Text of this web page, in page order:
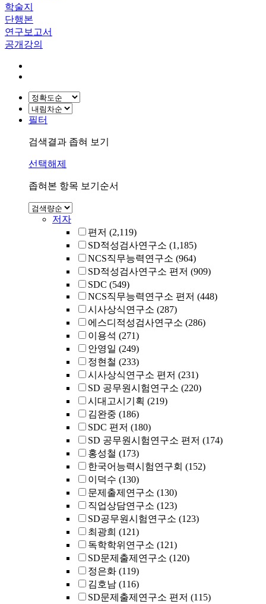
학술지
단행본
연구보고서
공개강의
필터
검색결과 좁혀 보기
선택해제
좁혀본 항목 보기순서
저자
편저 (2,119)
SD적성검사연구소 (1,185)
NCS직무능력연구소 (964)
SD적성검사연구소 편저 (909)
SDC (549)
NCS직무능력연구소 편저 (448)
시사상식연구소 (287)
에스디적성검사연구소 (286)
이용석 (271)
안영일 (249)
정현철 (233)
시사상식연구소 편저 (231)
SD 공무원시험연구소 (220)
시대고시기획 (219)
김완중 (186)
SDC 편저 (180)
SD 공무원시험연구소 편저 (174)
홍성철 (173)
한국어능력시험연구회 (152)
이덕수 (130)
문제출제연구소 (130)
직업상담연구소 (123)
SD공무원시험연구소 (123)
최광희 (121)
독학학위연구소 (121)
SD문제출제연구소 (120)
정은화 (119)
김호남 (116)
SD문제출제연구소 편저 (115)